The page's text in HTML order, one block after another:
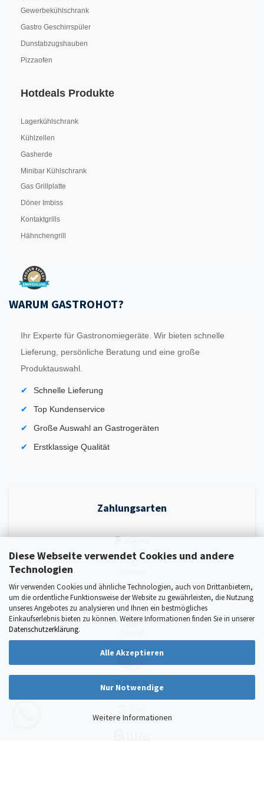
Diese Webseite verwendet Cookies und andere
Technologien
Wir verwenden Cookies und ähnliche Technologien, auch von Drittanbietern,
um die ordentliche Funktionsweise der Website zu gewährleisten, die Nutzung
unseres Angebotes zu analysieren und Ihnen ein bestmögliches
Einkaufserlebnis bieten zu können. Weitere Informationen finden Sie in unserer
Datenschutzerklärung.
Alle Akzeptieren
Nur Notwendige
Weitere Informationen
Gewerbekühlschrank
Gastro Geschirrspüler
Dunstabzugshauben
Pizzaofen
Hotdeals Produkte
Lagerkühlschrank
Kühlzellen
Gasherde
Minibar Kühlschrank
Gas Grillplatte
Döner Imbiss
Kontaktgrills
Hähnchengrill
WARUM GASTROHOT?
Ihr Experte für Gastronomiegeräte. Wir bieten schnelle
Lieferung, persönliche Beratung und eine große
Produktauswahl.
Schnelle Lieferung
Top Kundenservice
Große Auswahl an Gastrogeräten
Erstklassige Qualität
Zahlungsarten